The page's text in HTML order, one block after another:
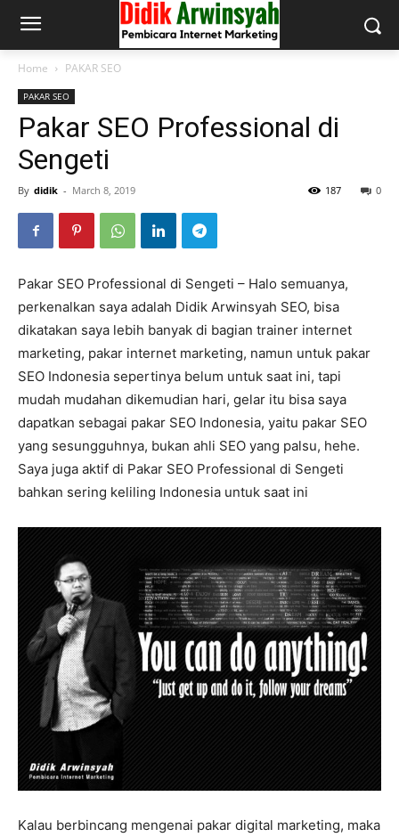
Home PAKAR SEO
PAKAR SEO
Pakar SEO Professional di
Sengeti
By didik - March 8, 2019 0
187
Pakar SEO Professional di Sengeti – Halo semuanya,
perkenalkan saya adalah Didik Arwinsyah SEO, bisa
dikatakan saya lebih banyak di bagian trainer internet
marketing, pakar internet marketing, namun untuk pakar
SEO Indonesia sepertinya belum untuk saat ini, tapi
mudah mudahan dikemudian hari, gelar itu bisa saya
dapatkan sebagai pakar SEO Indonesia, yaitu pakar SEO
yang sesungguhnya, bukan ahli SEO yang palsu, hehe.
Saya juga aktif di Pakar SEO Professional di Sengeti
bahkan sering keliling Indonesia untuk saat ini
Kalau berbincang mengenai pakar digital marketing, maka